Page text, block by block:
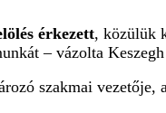
érkezett, közülük
– vázolta
szakmai